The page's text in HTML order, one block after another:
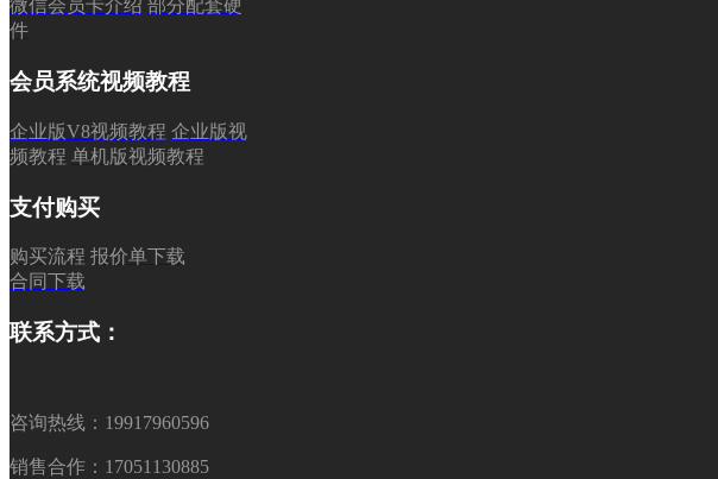
微信会员卡介绍 部分配套硬
件
会员系统视频教程
企业版V8视频教程 企业版视
频教程 单机版视频教程
支付购买
购买流程 报价单下载
合同下载
联系方式：
咨询热线：19917960596
销售合作：17051130885